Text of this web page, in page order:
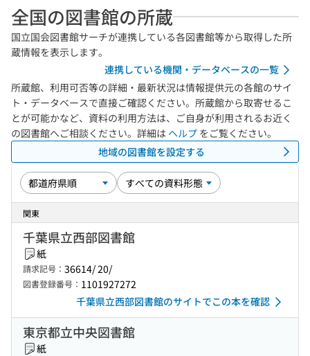
全国の図書館の所蔵
国立国会図書館サーチが連携している各図書館等から取得した所
蔵情報を表示します。
連携している機関・データベースの一覧
所蔵館、利用可否等の詳細・最新状況は情報提供元の各館のサイ
ト・データベースで直接ご確認ください。所蔵館から取寄せるこ
とが可能かなど、資料の利用方法は、ご自身が利用されるお近く
の図書館へご相談ください。詳細は ヘルプ をご覧ください。
地域の図書館を設定する
関東
千葉県立西部図書館
紙
請求記号： 36614/ 20/
図書登録番号： 1101927272
千葉県立西部図書館のサイトでこの本を確認
東京都立中央図書館
紙